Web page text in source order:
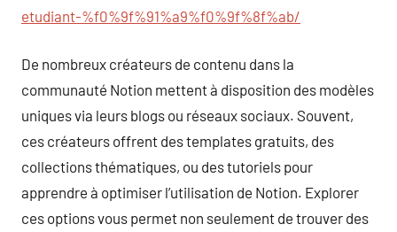
etudiant-%f0%9f%91%a9%f0%9f%8f%ab/
De nombreux créateurs de contenu dans la
communauté Notion mettent à disposition des modèles
uniques via leurs blogs ou réseaux sociaux. Souvent,
ces créateurs offrent des templates gratuits, des
collections thématiques, ou des tutoriels pour
apprendre à optimiser l’utilisation de Notion. Explorer
ces options vous permet non seulement de trouver des